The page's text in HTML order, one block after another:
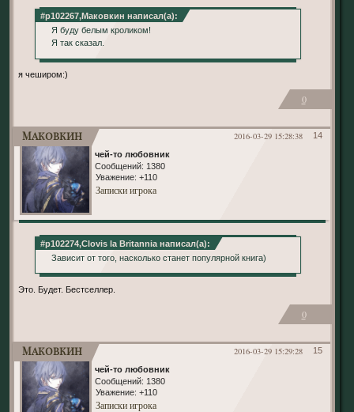
#p102267,Маковкин написал(а):
Я буду белым кроликом!
Я так сказал.
я чеширом:)
0
14
2016-03-29 15:28:38
Маковкин
чей-то любовник
Сообщений: 1380
Уважение: +110
Записки игрока
#p102274,Clovis la Britannia написал(а):
Зависит от того, насколько станет популярной книга)
Это. Будет. Бестселлер.
0
15
2016-03-29 15:29:28
Маковкин
чей-то любовник
Сообщений: 1380
Уважение: +110
Записки игрока